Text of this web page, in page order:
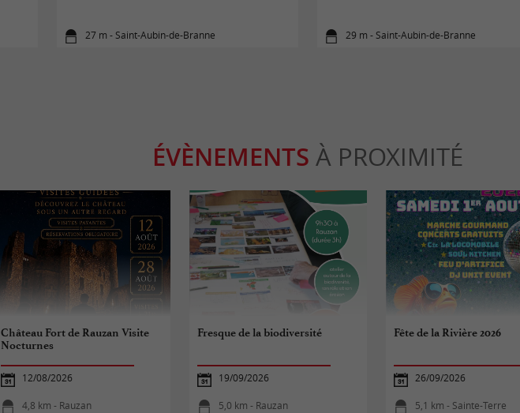
27 m - Saint-Aubin-de-Branne 29 m - Saint-Aubin-de-Branne
ÉVÈNEMENTS À PROXIMITÉ
Château Fort de Rauzan Visite
Nocturnes
12/08/2026
4,8 km - Rauzan
Fresque de la biodiversité
19/09/2026
5,0 km - Rauzan
Fête de la Rivière 2026
26/09/2026
5,1 km - Sainte-Terre